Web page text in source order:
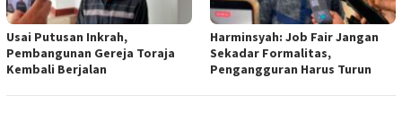
Usai Putusan Inkrah,
Pembangunan Gereja Toraja
Kembali Berjalan
Harminsyah: Job Fair Jangan
Sekadar Formalitas,
Pengangguran Harus Turun